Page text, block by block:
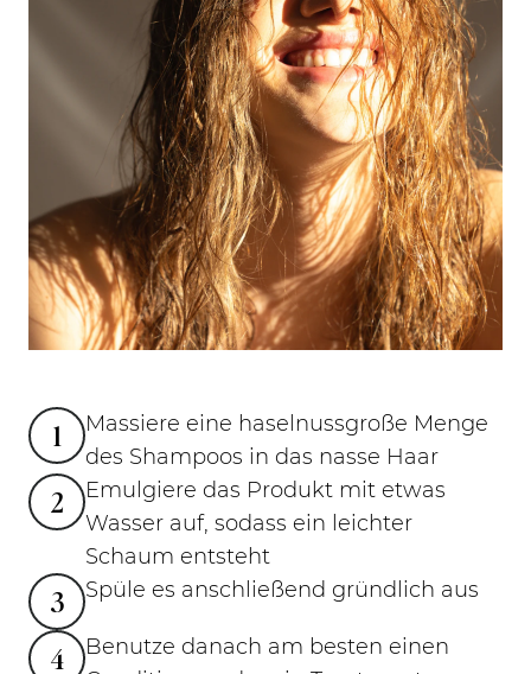
1
Massiere eine haselnussgroße Menge
des Shampoos in das nasse Haar
2
Emulgiere das Produkt mit etwas
Wasser auf, sodass ein leichter
Schaum entsteht
3 Spüle es anschließend gründlich aus
4
Benutze danach am besten einen